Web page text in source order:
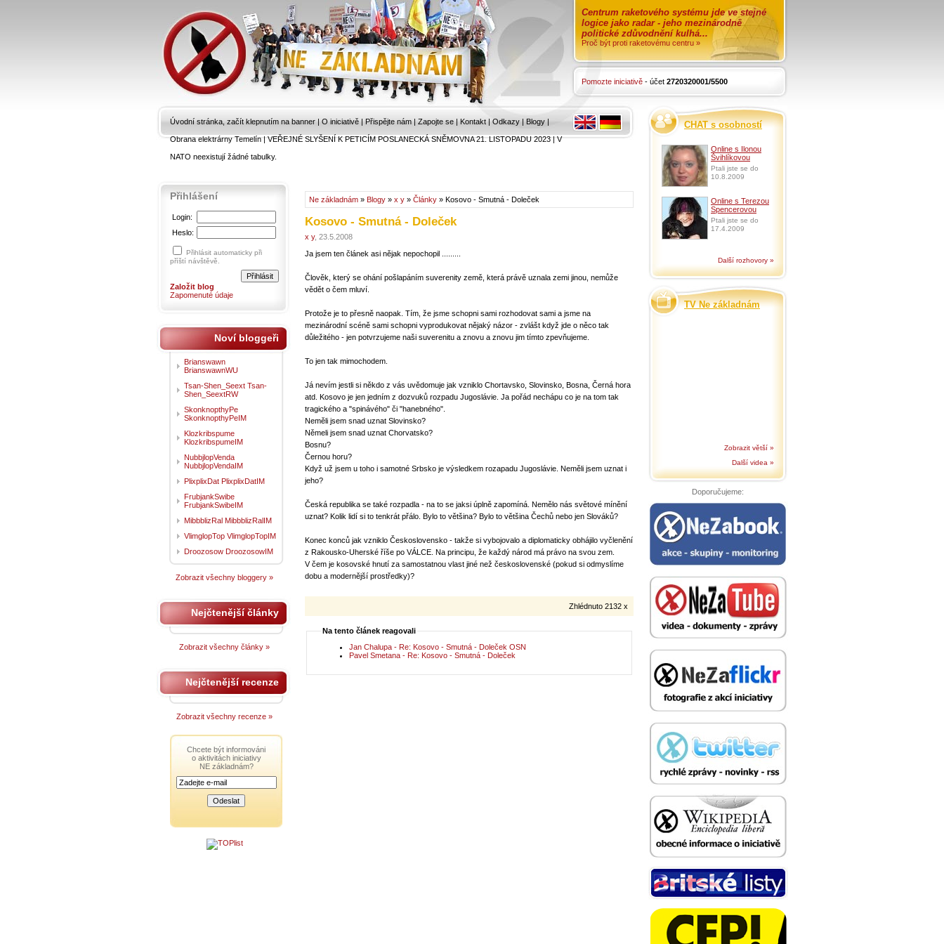
Centrum raketového systému jde ve stejné
logice jako radar - jeho mezinárodně
politické zdůvodnění kulhá...
Proč být proti raketovému centru »
Pomozte iniciativě - účet 2720320001/5500
Úvodní stránka, začít klepnutím na banner | O iniciativě | Přispějte nám | Zapojte se | Kontakt | Odkazy | Blogy |
Obrana elektrárny Temelín|VEŘEJNÉ SLYŠENÍ K PETICÍM POSLANECKÁ SNĚMOVNA 21. LISTOPADU 2023|V
NATO neexistují žádné tabulky.
Ne základnám » Blogy » x y » Články » Kosovo - Smutná - Doleček
Kosovo - Smutná - Doleček
x y, 23.5.2008
Ja jsem ten článek asi nějak nepochopil .........
Člověk, který se ohání pošlapáním suverenity země, která právě uznala zemi jinou, nemůže
vědět o čem mluví.
Protože je to přesně naopak. Tím, že jsme schopni sami rozhodovat sami a jsme na
mezinárodní scéně sami schopni vyprodukovat nějaký názor - zvlášt když jde o něco tak
důležitého - jen potvrzujeme naši suverenitu a znovu a znovu jim tímto zpevňujeme.
To jen tak mimochodem.
Já nevím jestli si někdo z vás uvědomuje jak vzniklo Chortavsko, Slovinsko, Bosna, Černá hora
atd. Kosovo je jen jedním z dozvuků rozpadu Jugoslávie. Ja pořád nechápu co je na tom tak
tragického a "spinávého" či "hanebného".
Neměli jsem snad uznat Slovinsko?
Němeli jsem snad uznat Chorvatsko?
Bosnu?
Černou horu?
Když už jsem u toho i samotné Srbsko je výsledkem rozapadu Jugoslávie. Neměli jsem uznat i
jeho?
Česká republika se také rozpadla - na to se jaksi úplně zapomíná. Nemělo nás světové mínění
uznat? Kolik lidí si to tenkrát přálo. Bylo to většina? Bylo to většina Čechů nebo jen Slováků?
Konec konců jak vzniklo Československo - takže si vybojovalo a diplomaticky obhájilo vyčlenění
z Rakousko-Uherské říše po VÁLCE. Na principu, že každý národ má právo na svou zem.
V čem je kosovské hnutí za samostatnou vlast jiné než československé (pokud si odmyslíme
dobu a modernější prostředky)?
Zhlédnuto 2132 x
Na tento článek reagovali
Jan Chalupa - Re: Kosovo - Smutná - Doleček OSN
Pavel Smetana - Re: Kosovo - Smutná - Doleček
Přihlášení
Login:
Heslo:
Přihlásit automaticky při
příští návštěvě.
Založit blog
Zapomenuté údaje
Noví bloggeři
Brianswawn
BrianswawnWU
Tsan-Shen_Seext Tsan-
Shen_SeextRW
SkonknopthyPe
SkonknopthyPeIM
Klozkribspume
KlozkribspumeIM
NubbjlopVenda
NubbjlopVendaIM
PlixplixDat PlixplixDatIM
FrubjankSwibe
FrubjankSwibeIM
MibbblizRal MibbblizRalIM
VlimglopTop VlimglopTopIM
Droozosow DroozosowIM
Zobrazit všechny bloggery »
Nejčtenější články
Zobrazit všechny články »
Nejčtenější recenze
Zobrazit všechny recenze »
Chcete být informováni
o aktivitách iniciativy
NE základnám?
CHAT s osobností
Online s Ilonou
Švihlíkovou
Ptali jste se do
10.8.2009
Online s Terezou
Spencerovou
Ptali jste se do
17.4.2009
Další rozhovory »
TV Ne základnám
Zobrazit větší »
Další videa »
Doporučujeme: